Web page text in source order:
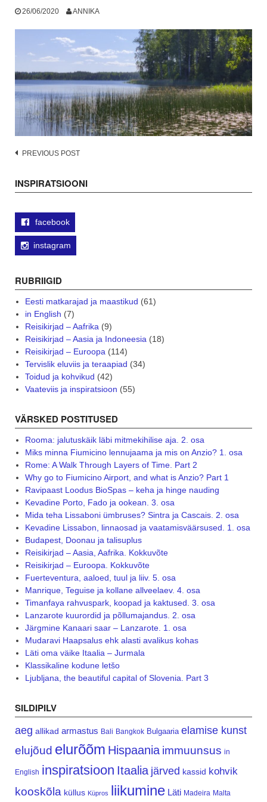
26/06/2020 ANNIKA
Post
PREVIOUS POST
INSPIRATSIOONI
facebook
instagram
RUBRIIGID
Eesti matkarajad ja maastikud (61)
in English (7)
Reisikirjad – Aafrika (9)
Reisikirjad – Aasia ja Indoneesia (18)
Reisikirjad – Euroopa (114)
Tervislik eluviis ja teraapiad (34)
Toidud ja kohvikud (42)
Vaateviis ja inspiratsioon (55)
VÄRSKED POSTITUSED
Rooma: jalutuskäik läbi mitmekihilise aja. 2. osa
Miks minna Fiumicino lennujaama ja mis on Anzio? 1. osa
Rome: A Walk Through Layers of Time. Part 2
Why go to Fiumicino Airport, and what is Anzio? Part 1
Ravipaast Loodus BioSpas – keha ja hinge nauding
Kevadine Porto, Fado ja ookean. 3. osa
Mida teha Lissaboni ümbruses? Sintra ja Cascais. 2. osa
Kevadine Lissabon, linnaosad ja vaatamisväärsused. 1. osa
Budapest, Doonau ja talisuplus
Reisikirjad – Aasia, Aafrika. Kokkuvõte
Reisikirjad – Euroopa. Kokkuvõte
Fuerteventura, aaloed, tuul ja liiv. 5. osa
Manrique, Teguise ja kollane allveelaev. 4. osa
Timanfaya rahvuspark, koopad ja kaktused. 3. osa
Lanzarote kuurordid ja põllumajandus. 2. osa
Järgmine Kanaari saar – Lanzarote. 1. osa
Mudaravi Haapsalus ehk alasti avalikus kohas
Läti oma väike Itaalia – Jurmala
Klassikaline kodune letšo
Ljubljana, the beautiful capital of Slovenia. Part 3
SILDIPILV
aeg allikad armastus Bali Bangkok Bulgaaria elamise kunst
elujõud elurõõm Hispaania immuunsus in
English inspiratsioon Itaalia järved kassid kohvik
kooskõla küllus Küpros liikumine Läti Madeira Malta